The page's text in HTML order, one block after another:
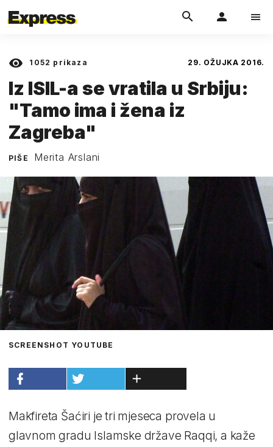
1052 prikaza 29. OŽUJKA 2016.
Iz ISIL-a se vratila u Srbiju:
"Tamo ima i žena iz
Zagreba"
PIŠE Merita Arslani
SCREENSHOT YOUTUBE
Makfireta Šaćiri je tri mjeseca provela u
glavnom gradu Islamske države Raqqi, a kaže